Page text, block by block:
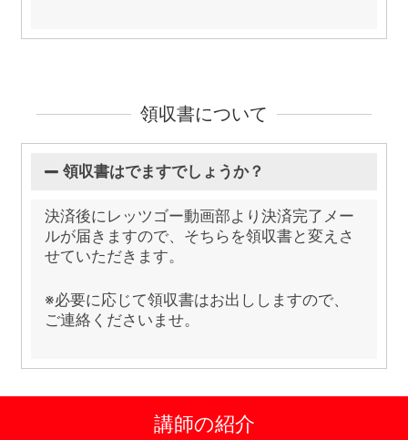
領収書について
領収書はでますでしょうか？
決済後にレッツゴー動画部より決済完了メー
ルが届きますので、そちらを領収書と変えさ
せていただきます。
※必要に応じて領収書はお出ししますので、
ご連絡くださいませ。
講師の紹介